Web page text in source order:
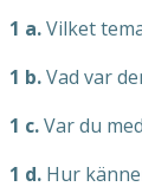
1 a.Vilket
1 b.Vad var
1 c.Var du
1 d. Hur